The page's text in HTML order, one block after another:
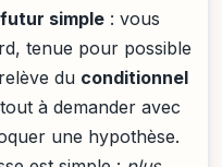
futur simple : vous
tenue pour possible
relève du conditionnel
à demander avec
une hypothèse.